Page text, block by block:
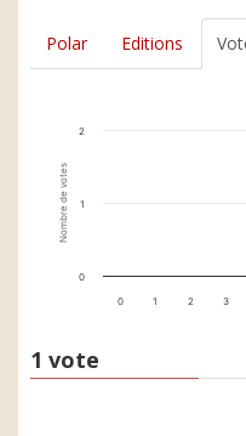
Polar Editions
Nombre de votes
0 1 2 3
0
1
2
1 vote